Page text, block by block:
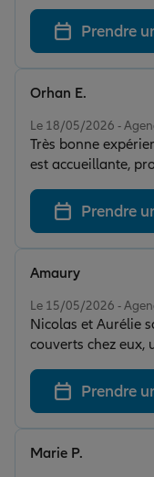
concernant un
épaulé et rassuré.
Prendre
Le 18/05/2026 -
Très bonne
est accueillante,
ont su optimiser
compétitifs. Je
réactivité ! Un
Orhan E.
Prendre
Le 15/05/2026 -
Nicolas et Aurélie
couverts chez eux,
vous voilà assuré.
tout ce que l'on
eux !
Amaury
Prendre
Marie P.